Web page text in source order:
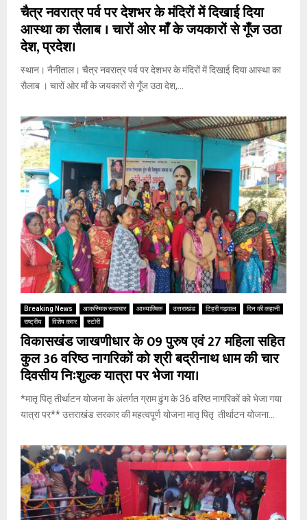
चैत्र नवरात्र पर्व पर देशभर के मंदिरों में दिखाई दिया
आस्था का सैलाब । चारों ओर माँ के जयकारों से गूँज उठा
देश, प्रदेश।
स्थान। नैनीताल। चैत्र नवरात्र पर्व पर देशभर के मंदिरों में दिखाई दिया आस्था का
सैलाब । चारों ओर माँ के जयकारों से गूँज उठा देश,...
Breaking News आकस्मिक समाचार आध्यात्मिक उत्तराखंड टिहरी गढ़वाल
दिन की कहानी
राष्ट्रीय
विशेष कवर स्टोरी
विकासखंड जाखणीधार के 09 पुरुष एवं 27 महिला सहित
कुल 36 वरिष्ठ नागरिकों को श्री बद्रीनाथ धाम की चार
दिवसीय निःशुल्क यात्रा पर भेजा गया।
*मातृ पितृ तीर्थाटन योजना के अंतर्गत ग्राम ढुंग के 36 वरिष्ठ नागरिकों को भेजा गया
यात्रा पर** उत्तराखंड सरकार की महत्वपूर्ण योजना मातृ पितृ तीर्थाटन योजना...